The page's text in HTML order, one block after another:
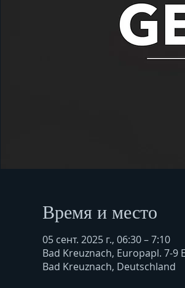
Время и место
05 сент. 2025 г., 06:30 – 7:10
Bad Kreuznach, Europapl. 7-9
Bad Kreuznach, Deutschland